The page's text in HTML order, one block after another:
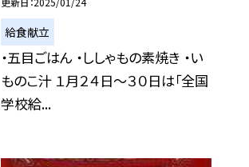
給食献立
・五目ごはん ・ししゃもの素焼き ・い
ものこ汁 １月２４日〜３０日は「全国
学校給...